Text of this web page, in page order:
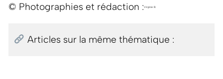
© Photographies et rédaction :Virginie B.
Articles sur la même thématique :